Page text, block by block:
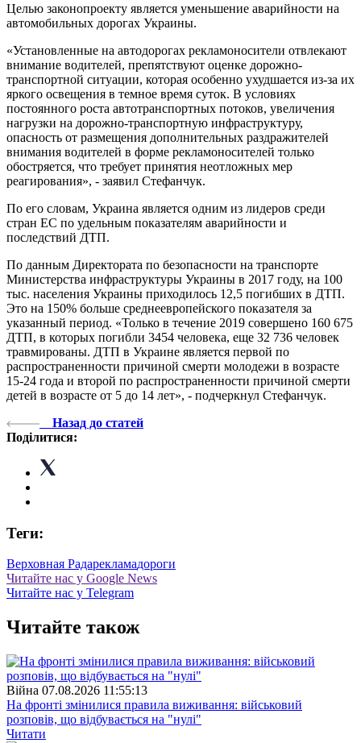
Целью законопроекту является уменьшение аварийности на
автомобильных дорогах Украины.
«Установленные на автодорогах рекламоносители отвлекают
внимание водителей, препятствуют оценке дорожно-
транспортной ситуации, которая особенно ухудшается из-за их
яркого освещения в темное время суток. В условиях
постоянного роста автотранспортных потоков, увеличения
нагрузки на дорожно-транспортную инфраструктуру,
опасность от размещения дополнительных раздражителей
внимания водителей в форме рекламоносителей только
обостряется, что требует принятия неотложных мер
реагирования», - заявил Стефанчук.
По его словам, Украина является одним из лидеров среди
стран ЕС по удельным показателям аварийности и
последствий ДТП.
По данным Директората по безопасности на транспорте
Министерства инфраструктуры Украины в 2017 году, на 100
тыс. населения Украины приходилось 12,5 погибших в ДТП.
Это на 150% больше среднеевропейского показателя за
указанный период. «Только в течение 2019 совершено 160 675
ДТП, в которых погибли 3454 человека, еще 32 736 человек
травмированы. ДТП в Украине является первой по
распространенности причиной смерти молодежи в возрасте
15-24 года и второй по распространенности причиной смерти
детей в возрасте от 5 до 14 лет», - подчеркнул Стефанчук.
Назад до статей
Поділитися:
Теги:
Верховная Радарекламадороги
Читайте нас у Google News
Читайте нас у Telegram
Читайте також
Війна 07.08.2026 11:55:13
На фронті змінилися правила виживання: військовий
розповів, що відбувається на "нулі"
Читати